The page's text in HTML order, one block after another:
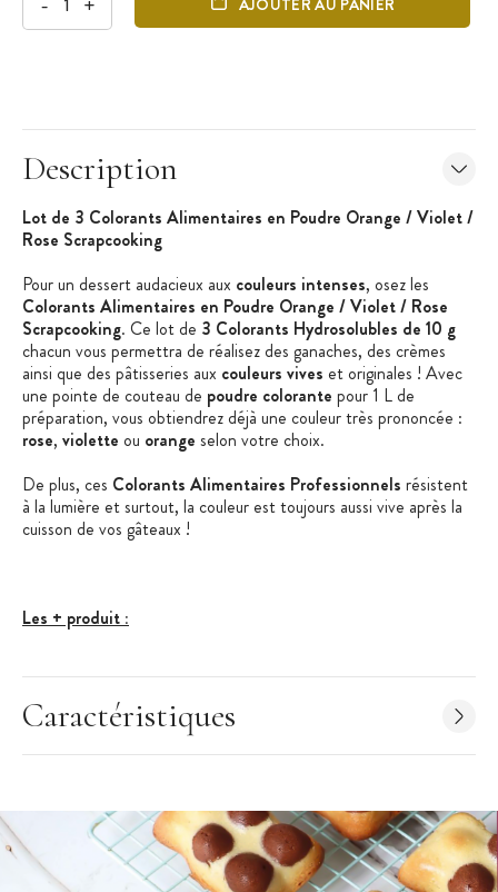
Description
Lot de 3 Colorants Alimentaires en Poudre Orange / Violet /
Rose Scrapcooking
Pour un dessert audacieux aux couleurs intenses, osez les
Colorants Alimentaires en Poudre Orange / Violet / Rose
Scrapcooking. Ce lot de 3 Colorants Hydrosolubles de 10 g
chacun vous permettra de réalisez des ganaches, des crèmes
ainsi que des pâtisseries aux couleurs vives et originales ! Avec
une pointe de couteau de poudre colorante pour 1 L de
préparation, vous obtiendrez déjà une couleur très prononcée :
rose, violette ou orange selon votre choix.
De plus, ces Colorants Alimentaires Professionnels résistent
à la lumière et surtout, la couleur est toujours aussi vive après la
cuisson de vos gâteaux !
Les + produit :
Lot de 3 colorants
Conditionnement : boîtes refermables
Poids : 3 x 5 g
Couleurs : Orange / Violet / Rose
Caractéristiques